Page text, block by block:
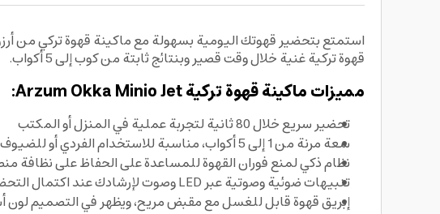
قهوة تركية غنية خلال وقت قصير وبنتائج ثابتة من كوب إلى 5 أكواب.
مميزات ماكينة قهوة تركية Arzum Okka Minio Jet:
تحضير سريع خلال 80 ثانية لتجربة عملية في المنزل أو المكتب
سعة مرنة من 1 إلى 5 أكواب، مناسبة للاستخدام الفردي أو للضيوف
نظام ذكي لمنع فوران القهوة للمساعدة على الحفاظ على نظافة
تنبيهات ضوئية وصوتية عبر LED وصوت لإرشادك عند اكتمال التحضير
إبريق قهوة قابل للغسل مع مقبض مريح، ويظهر في التصميم لون